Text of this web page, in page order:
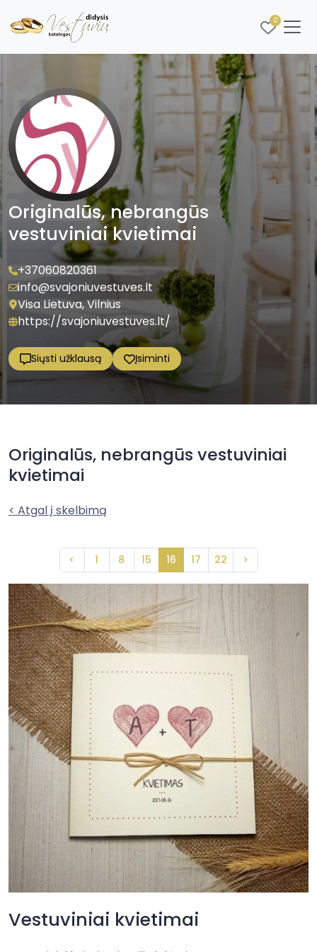
0
Originalūs, nebrangūs
vestuviniai kvietimai
+37060820361
info@svajoniuvestuves.lt
Visa Lietuva, Vilnius
https://svajoniuvestuves.lt/
Siųsti užklausą Įsiminti
Originalūs, nebrangūs vestuviniai
kvietimai
< Atgal į skelbimą
< 1 8 15 16 17 22 >
Vestuviniai kvietimai